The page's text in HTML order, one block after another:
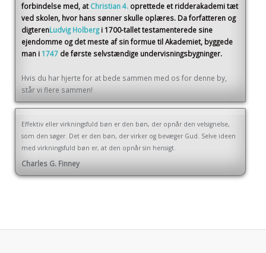
forbindelse med, at Christian 4. oprettede et ridderakademi tæt
ved skolen, hvor hans sønner skulle oplæres. Da forfatteren og
digterenLudvig Holberg i 1700-tallet testamenterede sine
ejendomme og det meste af sin formue til Akademiet, byggede
man i 1747 de første selvstændige undervisningsbygninger.
Hvis du har hjerte for at bede sammen med os for denne by,
står vi flere sammen!
Effektiv eller virkningsfuld bøn er den bøn, der opnår den velsignelse,
som den søger. Det er den bøn, der virker og bevæger Gud. Selve ideen
med virkningsfuld bøn er, at den opnår sin hensigt.
Charles G. Finney